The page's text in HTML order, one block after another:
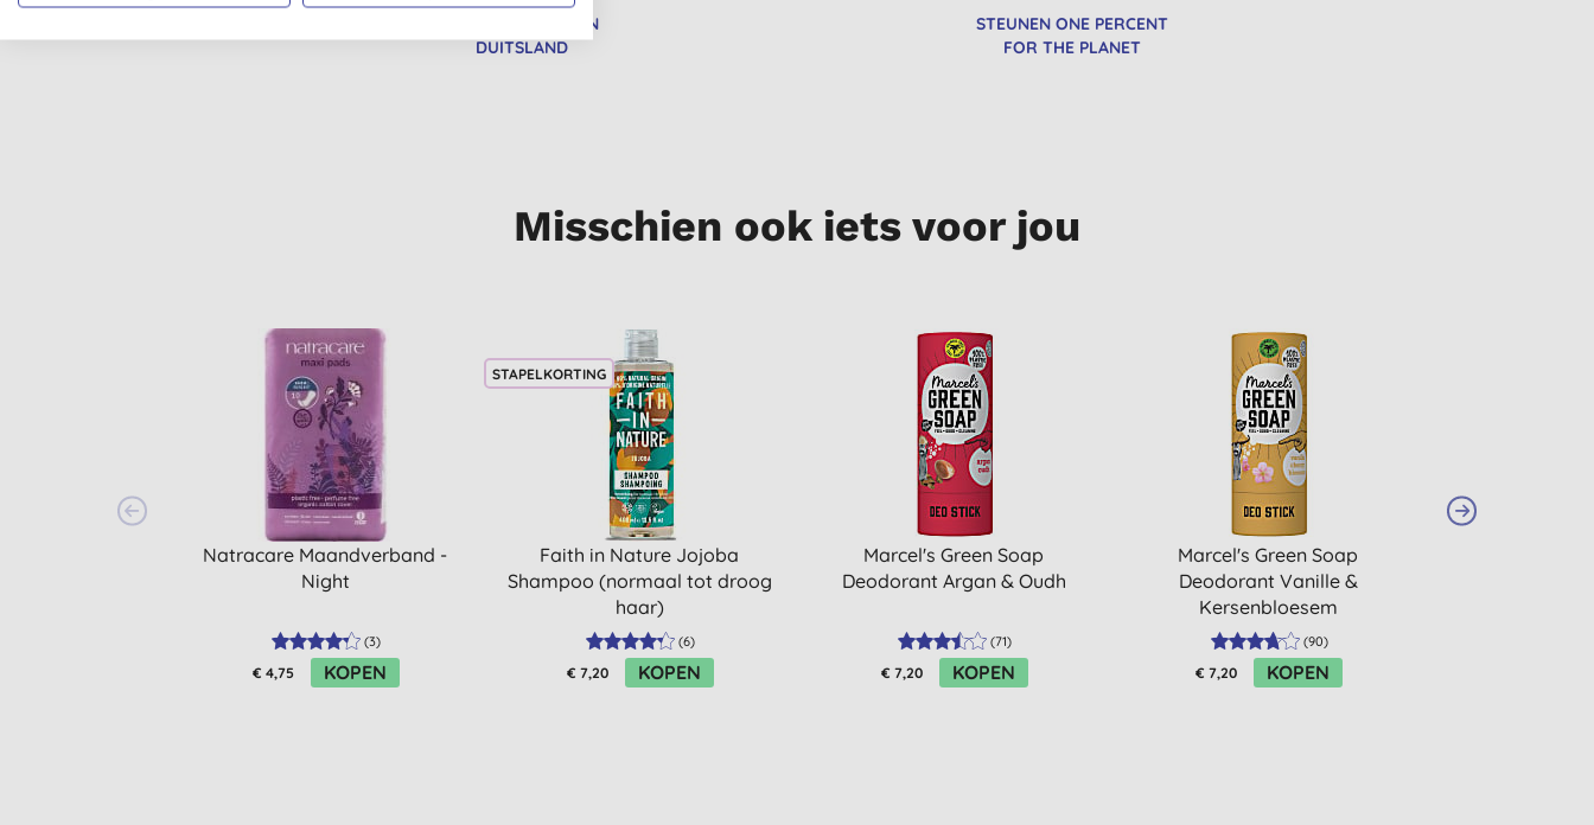
GEPRODUCEERD IN
DUITSLAND
STEUNEN ONE PERCENT
FOR THE PLANET
Misschien ook iets voor jou
Natracare Maandverband -
Night
(3)
€ 4,75 KOPEN
STAPELKORTING
Faith in Nature Jojoba
Shampoo (normaal tot droog
haar)
(6)
€ 7,20 KOPEN
Marcel's Green Soap
Deodorant Argan & Oudh
(71)
€ 7,20 KOPEN
Marcel's Green Soap
Deodorant Vanille &
Kersenbloesem
(90)
€ 7,20 KOPEN